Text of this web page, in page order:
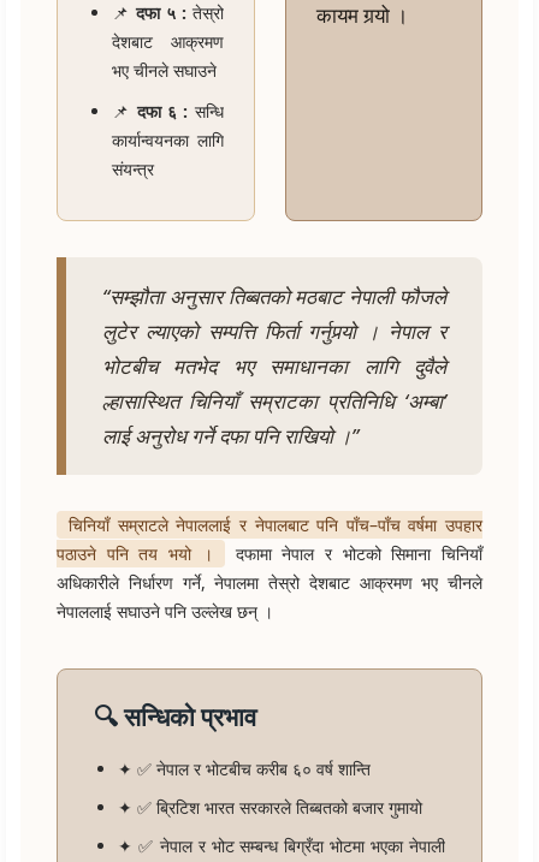
📌दफा ५ : तेस्रो
देशबाट आक्रमण
भए चीनले सघाउने
📌दफा ६ : सन्धि
कार्यान्वयनका लागि
संयन्त्र
कायम गर्‍यो ।
“सम्झौता अनुसार तिब्बतको मठबाट नेपाली फौजले
लुटेर ल्याएको सम्पत्ति फिर्ता गर्नुपर्‍यो । नेपाल र
भोटबीच मतभेद भए समाधानका लागि दुवैले
ल्हासास्थित चिनियाँ सम्राटका प्रतिनिधि ‘अम्बा’
लाई अनुरोध गर्ने दफा पनि राखियो ।”
चिनियाँ सम्राटले नेपाललाई र नेपालबाट पनि पाँच–पाँच वर्षमा उपहार
पठाउने पनि तय भयो ।
दफामा नेपाल र भोटको सिमाना चिनियाँ
अधिकारीले निर्धारण गर्ने, नेपालमा तेस्रो देशबाट आक्रमण भए चीनले
नेपाललाई सघाउने पनि उल्लेख छन् ।
🔍 सन्धिको प्रभाव
✦ ✅ नेपाल र भोटबीच करीब ६० वर्ष शान्ति
✦ ✅ ब्रिटिश भारत सरकारले तिब्बतको बजार गुमायो
✦ ✅ नेपाल र भोट सम्बन्ध बिग्रँदा भोटमा भएका नेपाली